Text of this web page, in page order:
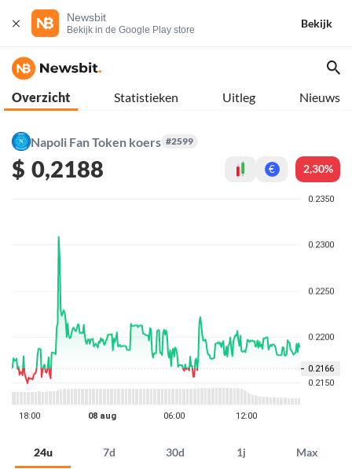
Newsbit
Bekijk in de Google Play store
Bekijk
Overzicht Statistieken Uitleg Nieuws
Napoli Fan Token koers #2599
$ 0,2188 € 2,30%
24u 7d 30d 1j Max